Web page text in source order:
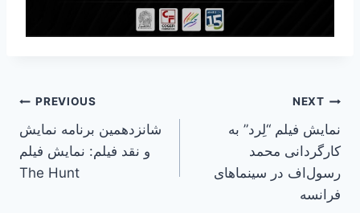
Post
navigation
PREVIOUS
شانزدهمین برنامه نمایش
و نقد فیلم: نمایش فیلم
The Hunt
NEXT
نمایش فیلم “لِرد” به
کارگردانی محمد
رسول‌اف در سینماهای
فرانسه